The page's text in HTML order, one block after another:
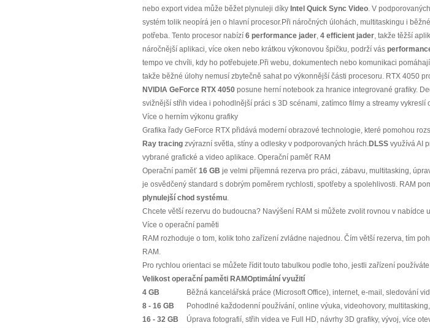
nebo export videa může běžet plynuleji díky Intel Quick Sync Video. V
systém tolik neopírá jen o hlavní procesor.Při náročných úlohách, multitaskingu i
potřeba. Tento procesor nabízí 6 performance jader, 4 efficient jader, takže těžší
náročnější aplikaci, více oken nebo krátkou výkonovou špičku, podrží vás
tempo ve chvíli, kdy ho potřebujete.Při webu, dokumentech nebo komunikaci pomáhají
takže běžné úlohy nemusí zbytečně sahat po výkonnější části procesoru. RTX 4050
NVIDIA GeForce RTX 4050 posune herní notebook za hranice integrované grafiky.
svižnější střih videa i pohodlnější práci s 3D scénami, zatímco filmy a streamy vykreslí
Více o herním výkonu grafiky
Grafika řady GeForce RTX přidává moderní obrazové technologie, které pomohou
Ray tracing zvýrazní světla, stíny a odlesky v podporovaných hrách.DLSS využívá AI
vybrané grafické a video aplikace. Operační paměť RAM
Operační paměť 16 GB je velmi příjemná rezerva pro práci, zábavu, multitasking,
je osvědčený standard s dobrým poměrem rychlosti, spotřeby a spolehlivosti. RAM
plynulejší chod systému.
Chcete větší rezervu do budoucna? Navýšení RAM si můžete zvolit rovnou v nabídce
Více o operační paměti
RAM rozhoduje o tom, kolik toho zařízení zvládne najednou. Čím větší rezerva, tím
RAM.
Pro rychlou orientaci se můžete řídit touto tabulkou podle toho, jestli zařízení
Velikost operační paměti RAMOptimální využití
4 GB
Běžná kancelářská práce (Microsoft Office), internet, e-mail, sledování
8 - 16 GB
Pohodlné každodenní používání, online výuka, videohovory,
16 - 32 GB
Úprava fotografií, střih videa ve Full HD, návrhy 3D grafiky, vývoj, více